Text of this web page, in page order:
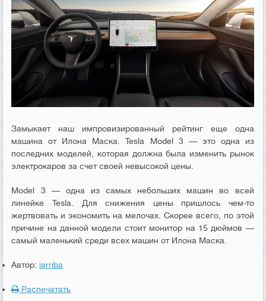
Замыкает наш импровизированный рейтинг еще одна
машина от Илона Маска. Tesla Model 3 — это одна из
последних моделей, которая должна была изменить рынок
электрокаров за счет своей невысокой цены.
Model 3 — одна из самых небольших машин во всей
линейке Tesla . Для снижения цены пришлось чем-то
жертвовать и экономить на мелочах. Скорее всего, по этой
причине на данной модели стоит монитор на 15 дюймов —
самый маленький среди всех машин от Илона Маска.
Автор: iarriba
Распечатать